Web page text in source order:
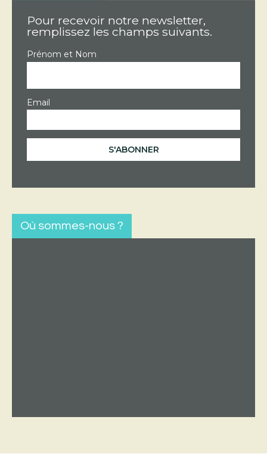
Pour recevoir notre newsletter,
remplissez les champs suivants.
Prénom et Nom
Email
Où sommes-nous ?